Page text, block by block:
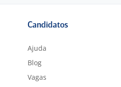
Candidatos
Ajuda
Blog
Vagas